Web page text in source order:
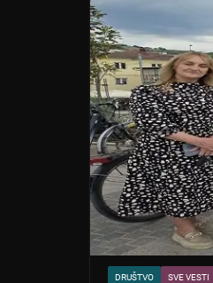
DRUŠTVO SVE VESTI